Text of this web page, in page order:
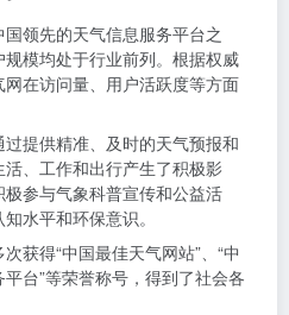
国领先的天气信息服务平台之
模均处于行业前列。根据权威
在访问量、用户活跃度等方面
过提供精准、及时的天气预报和
、工作和出行产生了积极影
参与气象科普宣传和公益活
水平和环保意识。
次获得“中国最佳天气网站”、“中
台”等荣誉称号，得到了社会各